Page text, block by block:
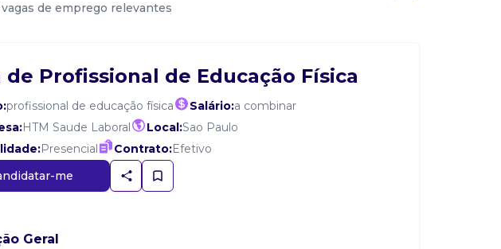
de emprego relevantes
de Profissional de Educação Física
profissional de educação física Salário:a combinar
HTM Saude Laboral Local:Sao Paulo
Presencial Contrato:Efetivo
me
Geral